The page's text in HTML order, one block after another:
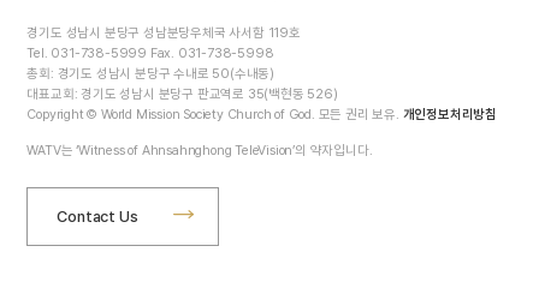
경기도 성남시 분당구 성남분당우체국 사서함 119호
Tel. 031-738-5999 Fax. 031-738-5998
총회: 경기도 성남시 분당구 수내로 50(수내동)
대표교회: 경기도 성남시 분당구 판교역로 35(백현동 526)
Copyright © World Mission Society Church of God. 모든 권리 보유. 개인정보처리방침
WATV는 ‘Witness of Ahnsahnghong TeleVision’의 약자입니다.
Contact Us